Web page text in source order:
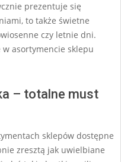
prezentuje się
to także świetne
czy letnie dni.
asortymencie sklepu
– totalne must
sklepów dostępne
zresztą jak uwielbiane